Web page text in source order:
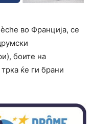
во Франција, се
боите на
ќе ги брани